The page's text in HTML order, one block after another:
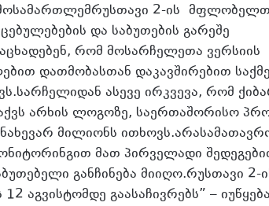
მოსამართლემრუსთავი 2-ის
და საბუთების გარეშე
რომ მოსარჩელეთა ვერსიის
დათმობასთან დაკავშირებით
ასევე ირკვევა, რომ
არხის ლოგოზე, საერთაშორისო
მილიონს
მათ პირველადი
განჩინება მიიღო.რუსთავი 2-
აგვისტომდე გაასაჩივრებს” – იუწყება